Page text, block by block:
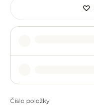
Číslo položky